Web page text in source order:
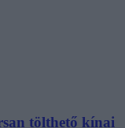
tölthető kínai